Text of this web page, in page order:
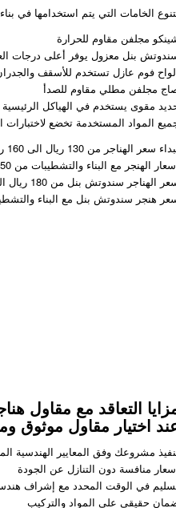
الخامات التي يتم استخدامها في
مجلفن مقاوم للحرارة
بنل معزول يوفر أعلى درجات
فوم عازل تستخدم للأسقف
مجلفن مطلي مقاوم للصدأ
مقوى يستخدم في الهياكل الرئيسية
المواد المستخدمة تخضع لاختبارات
سعر الهناجر من 130 ريال الى 160 ريال
الهنجر مع البناء والتشطيبات من 250ريال الى 350 ريال يشمل صبة الارض وباقي التشطيبات
الهناجر سندوتش بنل من 180 ريال الى 280 ريال للمتر مربع
هنجر سندوتش بنل مع البناء والتشطيبات من 350 ريال
التعاقد مع مقاول
اختيار مقاول
مشروعك وفق المعايير الهندسية
منافسة دون التنازل عن الجودة
في الوقت المحدد مع إشراف
حقيقي على المواد والتركيب